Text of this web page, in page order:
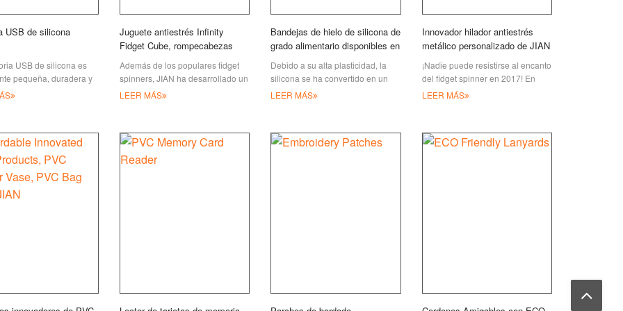
USB de silicona
USB de silicona es
pequeña, duradera y
tipo de
Juguete antiestrés Infinity
Fidget Cube, rompecabezas
mágicos plegables de JIAN
Además de los populares fidget
spinners, JIAN ha desarrollado un
nuevo alivio del estrés: los Magic
LEER MÁS
Bandejas de hielo de silicona de
grado alimentario disponibles en
JIAN
Debido a su alta plasticidad, la
silicona se ha convertido en un
material muy popular para
silicona
LEER MÁS
Innovador hilador antiestrés
metálico personalizado de JIAN
¡Nadie puede resistirse al encanto
del fidget spinner en 2017! En
JIAN, puedes pedir el fidget
LEER MÁS